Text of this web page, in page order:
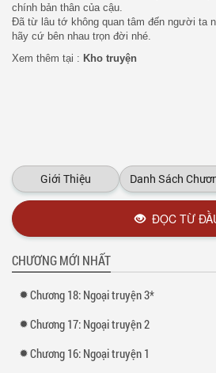
chính bản thân của cậu.
Đã từ lâu tớ không quan tâm đến người ta
hãy cứ bên nhau trọn đời nhé.
Xem thêm tại : Kho truyện
Giới Thiệu Danh Sách
ĐỌC TỪ
CHƯƠNG MỚI NHẤT
Chương 18: Ngoại truyện 3*
Chương 17: Ngoại truyện 2
Chương 16: Ngoại truyện 1